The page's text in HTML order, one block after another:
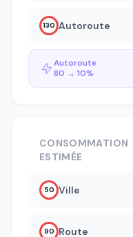
130 Autoroute
Autoroute
80 → 10%
CONSOMMATION
ESTIMÉE
50 Ville
90 Route